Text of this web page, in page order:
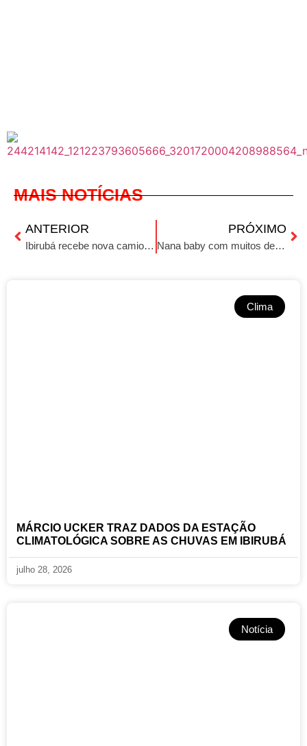
MAIS NOTÍCIAS
ANTERIOR
Ibirubá recebe nova camionete para reforçar apoio ao setor produtivo
PRÓXIMO
Nana baby com muitos descontos para você
Clima
MÁRCIO UCKER TRAZ DADOS DA ESTAÇÃO
CLIMATOLÓGICA SOBRE AS CHUVAS EM IBIRUBÁ
julho 28, 2026
Notícia